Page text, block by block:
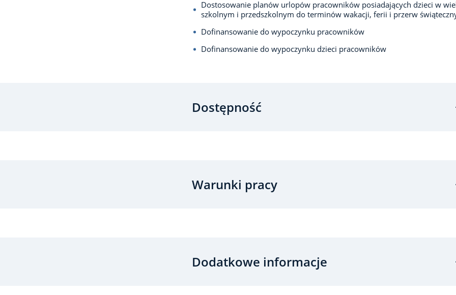
Dostosowanie planów urlopów pracowników posiadających dzieci w
szkolnym i przedszkolnym do terminów wakacji, ferii i przerw
Dofinansowanie do wypoczynku pracowników
Dofinansowanie do wypoczynku dzieci pracowników
Dostępność
Warunki pracy
Dodatkowe informacje